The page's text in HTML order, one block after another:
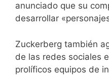
anunciado que su
desarrollar
Zuckerberg también
de las redes sociales
prolíficos equipos de